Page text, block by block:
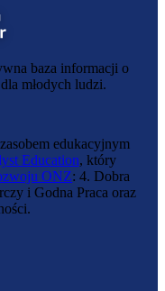
baza informacji o
młodych ludzi.
edukacyjnym
Education, który
ONZ: 4. Dobra
i Godna Praca oraz